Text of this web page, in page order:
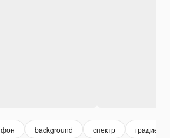
фон background спектр градиент